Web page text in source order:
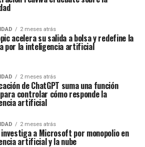
2 meses atrás
acelera su salida a bolsa y redefine la
por la inteligencia artificial
2 meses atrás
de ChatGPT suma una función
controlar cómo responde la
artificial
2 meses atrás
investiga a Microsoft por monopolio en
artificial y la nube